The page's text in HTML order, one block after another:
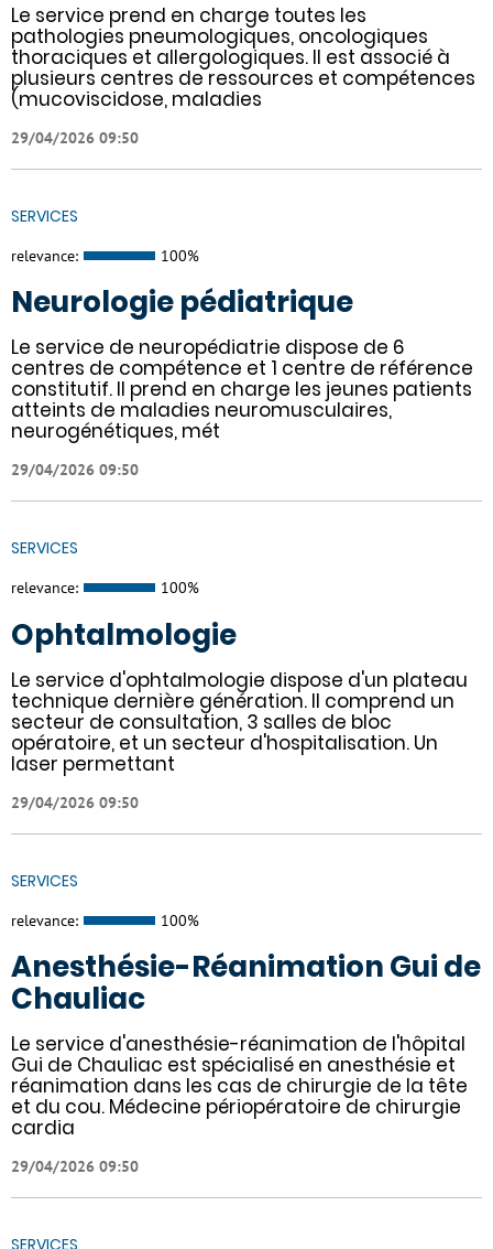
Le service prend en charge toutes les
pathologies pneumologiques, oncologiques
thoraciques et allergologiques. Il est associé à
plusieurs centres de ressources et compétences
(mucoviscidose, maladies
29/04/2026 09:50
SERVICES
relevance: 100%
Neurologie pédiatrique
Le service de neuropédiatrie dispose de 6
centres de compétence et 1 centre de référence
constitutif. Il prend en charge les jeunes patients
atteints de maladies neuromusculaires,
neurogénétiques, mét
29/04/2026 09:50
SERVICES
relevance: 100%
Ophtalmologie
Le service d'ophtalmologie dispose d'un plateau
technique dernière génération. Il comprend un
secteur de consultation, 3 salles de bloc
opératoire, et un secteur d'hospitalisation. Un
laser permettant
29/04/2026 09:50
SERVICES
relevance: 100%
Anesthésie-Réanimation Gui de
Chauliac
Le service d'anesthésie-réanimation de l'hôpital
Gui de Chauliac est spécialisé en anesthésie et
réanimation dans les cas de chirurgie de la tête
et du cou. Médecine périopératoire de chirurgie
cardia
29/04/2026 09:50